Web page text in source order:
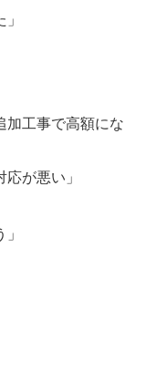
加工事で高額にな
が悪い」